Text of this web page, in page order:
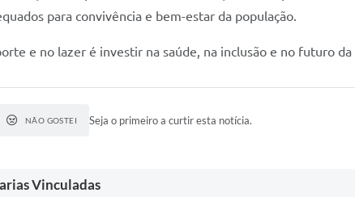
para convivência e bem-estar da população.
e no lazer é investir na saúde, na inclusão e no futuro da
NÃO GOSTEI Seja o primeiro a curtir esta notícia.
Vinculadas